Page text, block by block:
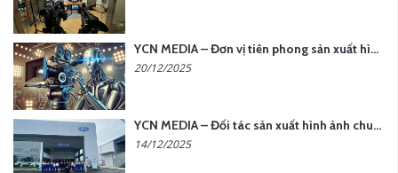
YCN MEDIA – Đơn vị tiên phong sản xuất hình ảnh & âm thanh bằng AI tại Hà Nội
20/12/2025
YCN MEDIA – Đối tác sản xuất hình ảnh chuyên nghiệp cho doanh nghiệp tại Hà Nội
14/12/2025